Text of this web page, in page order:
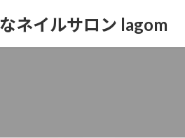
ネイルサロン lagom